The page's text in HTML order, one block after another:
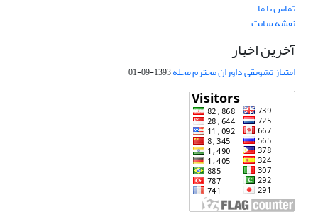
تماس با ما
نقشه سایت
آخرین اخبار
امتیاز تشویقی داوران محترم مجله1393-09-01